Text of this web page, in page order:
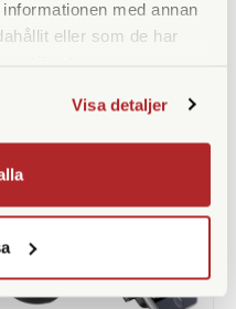
med annan
eller som de har
Visa detaljer